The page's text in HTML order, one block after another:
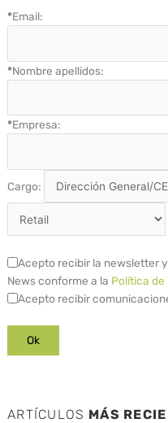
*Email:
*Nombre apellidos:
*Empresa:
Cargo:
Acepto recibir la newsletter
News conforme a la Política de
Acepto recibir
ARTÍCULOS MÁS